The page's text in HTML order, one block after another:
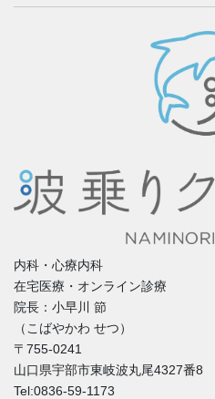
内科・心療内科
在宅医療・オンライン診療
院長：小早川 節
（こばやかわ せつ）
〒755-0241
山口県宇部市東岐波丸尾4327番8
Tel:0836-59-1173